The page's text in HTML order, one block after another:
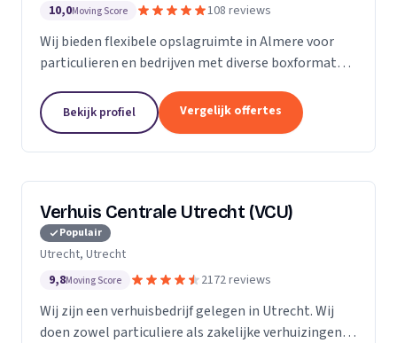
10,0Moving Score 108 reviews
Wij bieden flexibele opslagruimte in Almere voor
particulieren en bedrijven met diverse boxformaten
Bekijk profiel Vergelijk offertes
Verhuis Centrale Utrecht (VCU)
Populair
Utrecht, Utrecht
9,8Moving Score 2172 reviews
Wij zijn een verhuisbedrijf gelegen in Utrecht. Wij
doen zowel particuliere als zakelijke verhuizingen.